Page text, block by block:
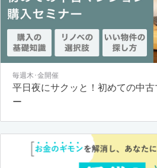
毎週木･金開催
平日夜にサクッと！初めての中
ー